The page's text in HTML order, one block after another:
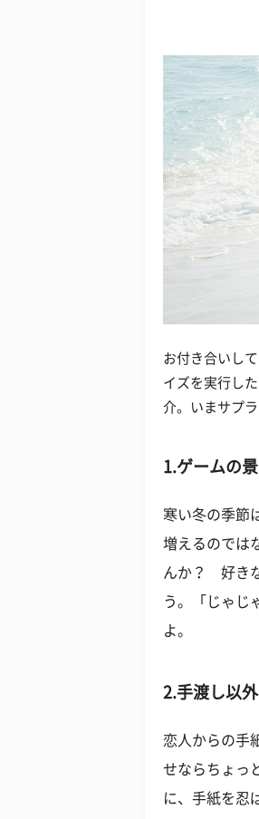
お付き合いし
イズを実行し
介。いまサプ
1.ゲームの
寒い冬の季節
増えるのでは
んか？ 好き
う。「じゃじ
よ。
2.手渡し以
恋人からの手
せならちょっ
に、手紙を忍